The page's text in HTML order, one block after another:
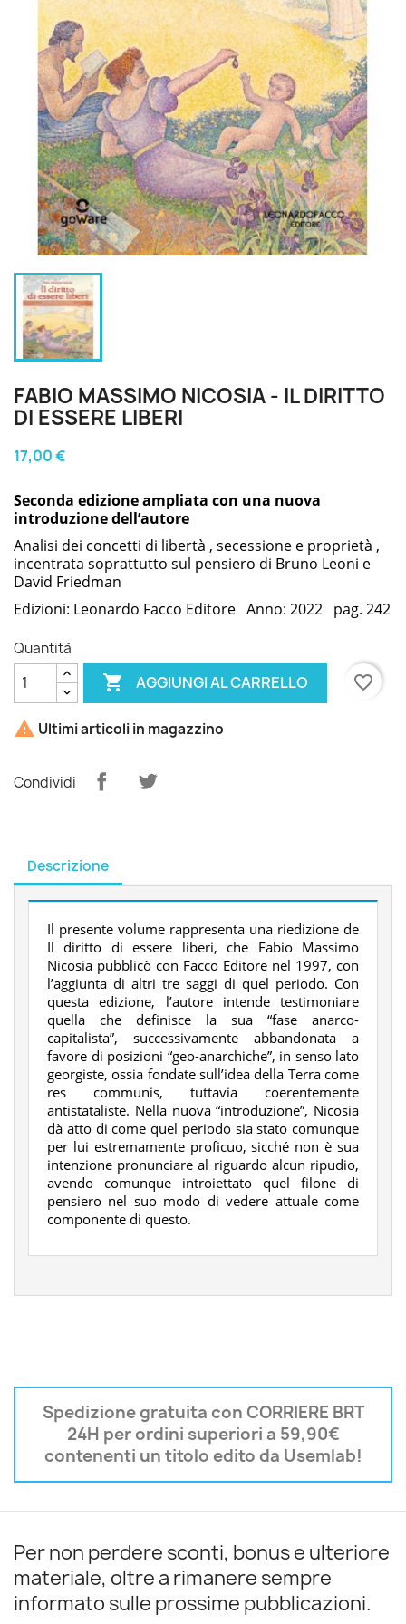
FABIO MASSIMO NICOSIA - IL DIRITTO
DI ESSERE LIBERI
17,00 €
Seconda edizione ampliata con una nuova
introduzione dell’autore
Analisi dei concetti di libertà , secessione e proprietà ,
incentrata soprattutto sul pensiero di Bruno Leoni e
David Friedman
Edizioni: Leonardo Facco Editore Anno: 2022 pag. 242
Quantità
 AGGIUNGI AL CARRELLO favorite_border
 Ultimi articoli in magazzino
Condividi
Descrizione
Il presente volume rappresenta una riedizione de
Il diritto di essere liberi, che Fabio Massimo
Nicosia pubblicò con Facco Editore nel 1997, con
l’aggiunta di altri tre saggi di quel periodo. Con
questa edizione, l’autore intende testimoniare
quella che definisce la sua “fase anarco-
capitalista”, successivamente abbandonata a
favore di posizioni “geo-anarchiche”, in senso lato
georgiste, ossia fondate sull’idea della Terra come
res communis, tuttavia coerentemente
antistataliste. Nella nuova “introduzione”, Nicosia
dà atto di come quel periodo sia stato comunque
per lui estremamente proficuo, sicché non è sua
intenzione pronunciare al riguardo alcun ripudio,
avendo comunque introiettato quel filone di
pensiero nel suo modo di vedere attuale come
componente di questo.
Spedizione gratuita con CORRIERE BRT
24H per ordini superiori a 59,90€
contenenti un titolo edito da Usemlab!
Per non perdere sconti, bonus e ulteriore
materiale, oltre a rimanere sempre
informato sulle prossime pubblicazioni.